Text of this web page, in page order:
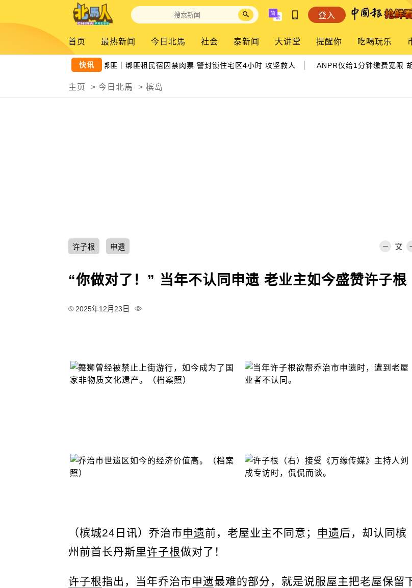
登入
首页 最热新闻 今日北馬 社会 泰新闻 大讲堂 提醒你 吃喝玩乐
快讯
救肉票歼2绑匪｜绑匪租民宿囚禁肉票 警封锁住宅区4小时 攻坚救人 | ANPR仅给1分钟缴费宽限 胡
主页 >今日北馬 >槟岛
许子根 申遗
“你做对了！” 当年不认同申遗 老业主如今盛赞许子根
2025年12月23日
（槟城24日讯）乔治市申遗前，老屋业主不同意； 申遗后，却认同槟
州前首长丹斯里许子根做对了！
许子根指出，当年乔治市申遗最难的部分，就是说服屋主把老屋保留